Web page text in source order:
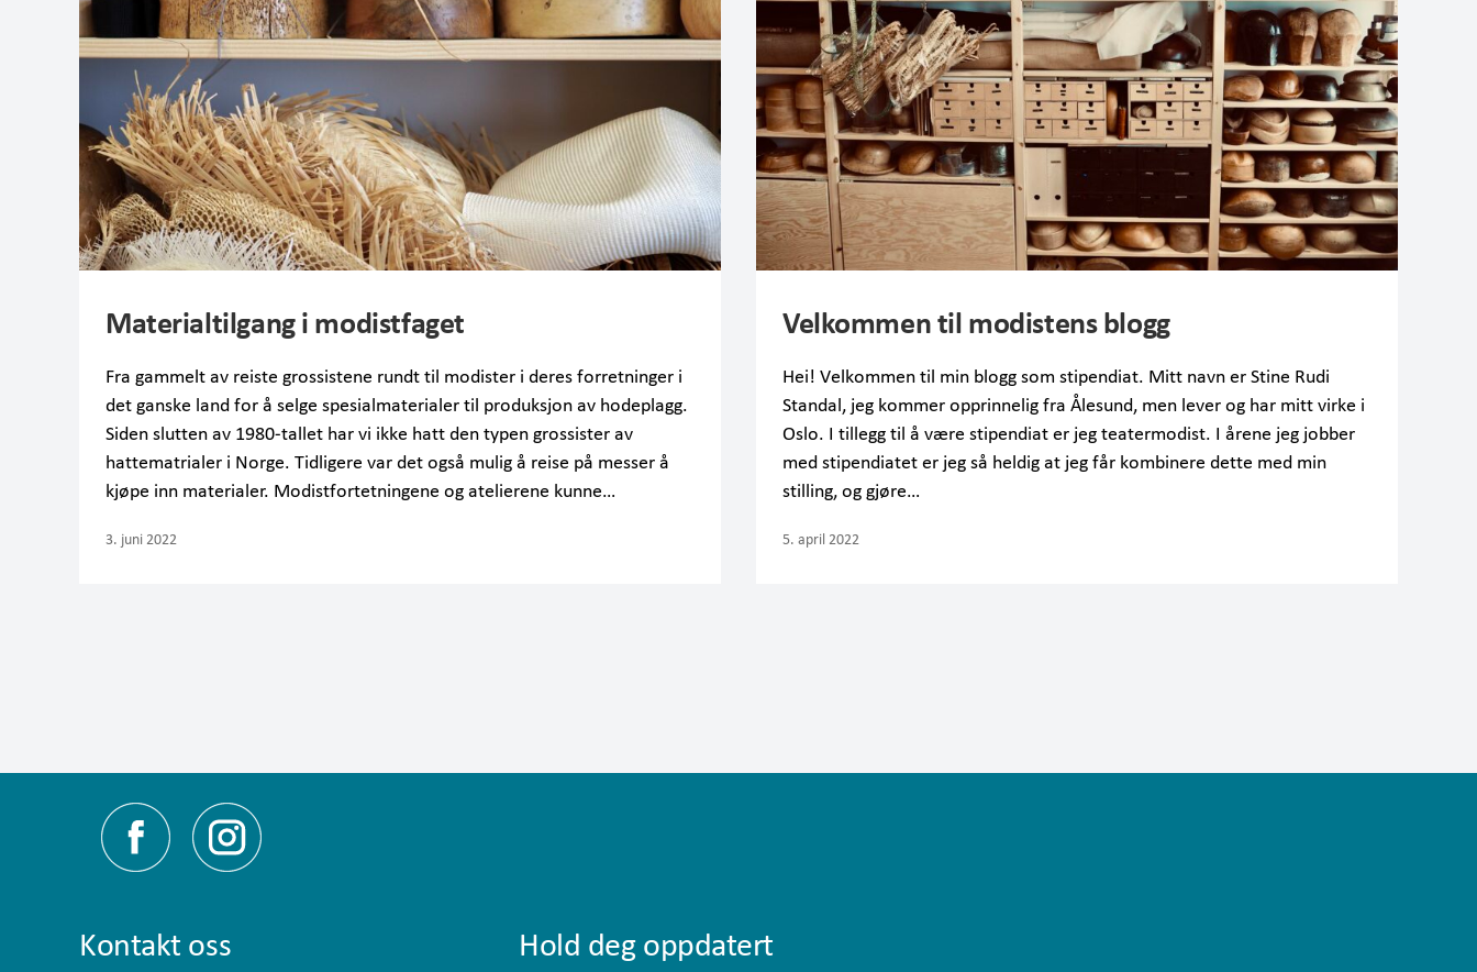
Materialtilgang i modistfaget
Fra gammelt av reiste grossistene rundt til modister i deres forretninger i
det ganske land for å selge spesialmaterialer til produksjon av hodeplagg.
Siden slutten av 1980-tallet har vi ikke hatt den typen grossister av
hattematrialer i Norge. Tidligere var det også mulig å reise på messer å
kjøpe inn materialer. Modistfortetningene og atelierene kunne…
3. juni 2022
Velkommen til modistens blogg
Hei! Velkommen til min blogg som stipendiat. Mitt navn er Stine Rudi
Standal, jeg kommer opprinnelig fra Ålesund, men lever og har mitt virke i
Oslo. I tillegg til å være stipendiat er jeg teatermodist. I årene jeg jobber
med stipendiatet er jeg så heldig at jeg får kombinere dette med min
stilling, og gjøre…
5. april 2022
Kontakt oss Hold deg oppdatert